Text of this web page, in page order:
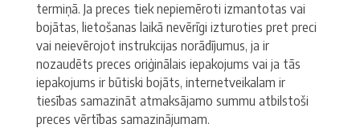
termiņā. Ja preces tiek nepiemēroti izmantotas vai
bojātas, lietošanas laikā nevērīgi izturoties pret preci
vai neievērojot instrukcijas norādījumus, ja ir
nozaudēts preces oriģinālais iepakojums vai ja tās
iepakojums ir būtiski bojāts, internetveikalam ir
tiesības samazināt atmaksājamo summu atbilstoši
preces vērtības samazinājumam.